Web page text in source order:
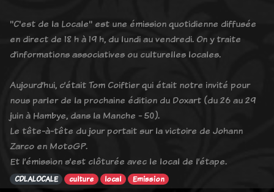
"C'est de la Locale" est une émission quotidienne diffusée
en direct de 18 h à 19 h, du lundi au vendredi. On y traite
d’informations associatives ou culturelles locales.
Aujourd’hui, c’était Tom Coiftier qui était notre invité pour
nous parler de la prochaine édition du Doxart (du 26 au 29
juin à Hambye, dans la Manche - 50).
Le tête-à-tête du jour portait sur la victoire de Johann
Zarco en MotoGP.
Et l’émission s’est clôturée avec le local de l’étape.
CDLALOCALE culture local Emission